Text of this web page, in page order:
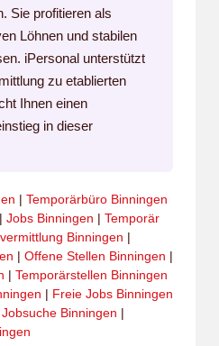
Sie profitieren als
Löhnen und stabilen
iPersonal unterstützt
zu etablierten
Ihnen einen
in dieser
| Temporärbüro Binningen
| Jobs Binningen | Temporär
Binningen |
| Offene Stellen Binningen |
| Temporärstellen Binningen
| Freie Jobs Binningen
Jobsuche Binningen |